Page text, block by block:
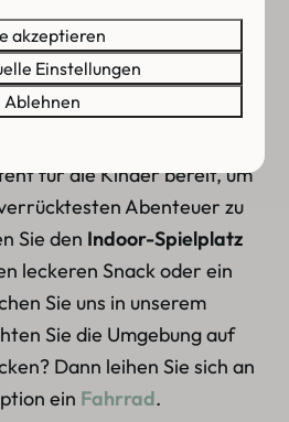
einem Aufenthalt in einem
inbegriffen. Tauchen Sie ein
Sie sich auf dem
spielen Sie eine Partie
oder Badminton. Das
für die Kinder bereit, um
Abenteuer zu
Sie den Indoor-Spielplatz
leckeren Snack oder ein
Sie uns in unserem
Sie die Umgebung auf
Dann leihen Sie sich an
ein Fahrrad.
akzeptieren
Einstellungen
Ablehnen